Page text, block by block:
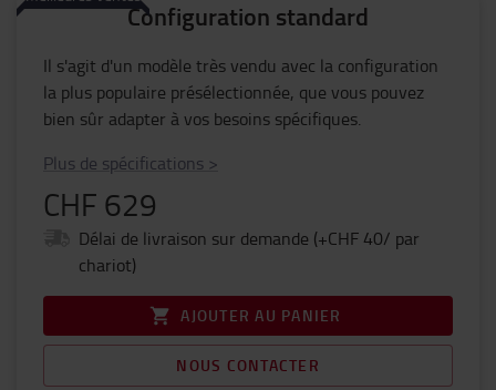
Configuration standard
Il s'agit d'un modèle très vendu avec la configuration
la plus populaire présélectionnée, que vous pouvez
bien sûr adapter à vos besoins spécifiques.
Plus de spécifications >
CHF 629
Délai de livraison sur demande (+CHF 40/ par
chariot)
AJOUTER AU PANIER
NOUS CONTACTER